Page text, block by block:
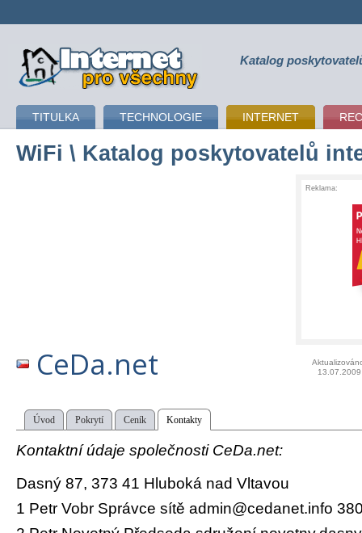
připojení k internetu Katalog
TITULKA TECHNOLOGIE INTERNET
WiFi \ Katalog poskytovatelů
Reklama:
CeDa.net
13.07.2009
Úvod Pokrytí Ceník Kontakty
Kontaktní údaje společnosti CeDa.net:
Dasný 87, 373 41 Hluboká nad Vltavou
1 Petr Vobr Správce sítě admin@cedanet.info